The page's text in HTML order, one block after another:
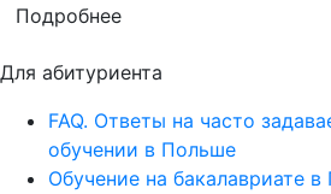
Подробнее
Для абитуриента
FAQ. Ответы на часто
обучении в Польше
Обучение на бакалавриате